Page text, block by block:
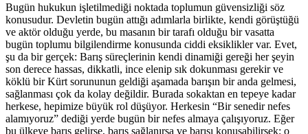
Bugün hukukun işletilmediği noktada toplumun güvensizliği söz
konusudur. Devletin bugün attığı adımlarla birlikte, kendi görüştüğü
ve aktör olduğu yerde, bu masanın bir tarafı olduğu bir vasatta
bugün toplumu bilgilendirme konusunda ciddi eksiklikler var. Evet,
şu da bir gerçek: Barış süreçlerinin kendi dinamiği gereği her şeyin
son derece hassas, dikkatli, ince elenip sık dokunması gerekir ve
köklü bir Kürt sorununun geldiği aşamada barışın bir anda gelmesi,
sağlanması çok da kolay değildir. Burada sokaktan en tepeye kadar
herkese, hepimize büyük rol düşüyor. Herkesin “Bir senedir nefes
alamıyoruz” dediği yerde bugün bir nefes almaya çalışıyoruz. Eğer
bu ülkeye barış gelirse, barış sağlanırsa ve barışı konuşabilirsek; o